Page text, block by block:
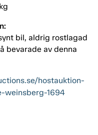
bil, aldrig rostlagad
bevarade av denna
hostauktion-
weinsberg-1694